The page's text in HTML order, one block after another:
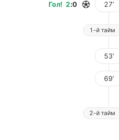
Гол! 2:0 27’
1-й тайм
53’
69’
2-й тайм